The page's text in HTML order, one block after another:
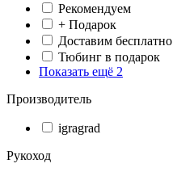
Рекомендуем
+ Подарок
Доставим бесплатно
Тюбинг в подарок
Показать ещё 2
Производитель
igragrad
Рукоход